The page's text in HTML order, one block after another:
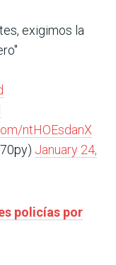
exigimos la
ntHOEsdanX
January 24,
policías por